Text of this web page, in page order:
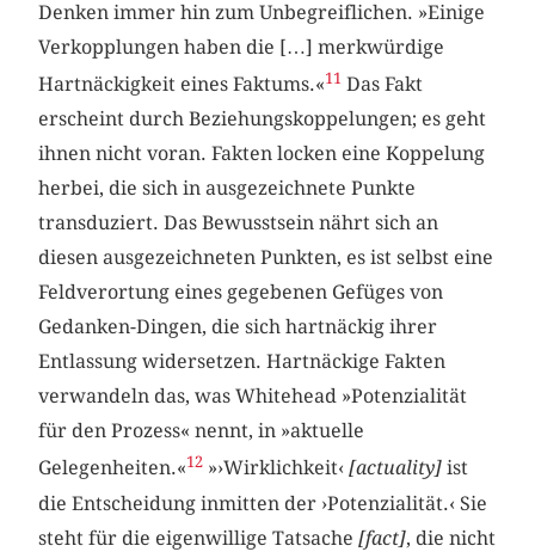
Denken immer hin zum Unbegreiflichen. »Einige
Verkopplungen haben die […] merkwürdige
Hartnäckigkeit eines Faktums.«11 Das Fakt
erscheint durch Beziehungskoppelungen; es geht
ihnen nicht voran. Fakten locken eine Koppelung
herbei, die sich in ausgezeichnete Punkte
transduziert. Das Bewusstsein nährt sich an
diesen ausgezeichneten Punkten, es ist selbst eine
Feldverortung eines gegebenen Gefüges von
Gedanken-Dingen, die sich hartnäckig ihrer
Entlassung widersetzen. Hartnäckige Fakten
verwandeln das, was Whitehead »Potenzialität
für den Prozess« nennt, in »aktuelle
Gelegenheiten.«12 »›Wirklichkeit‹ [actuality]ist
die Entscheidung inmitten der ›Potenzialität.‹ Sie
steht für die eigenwillige Tatsache [fact], die nicht